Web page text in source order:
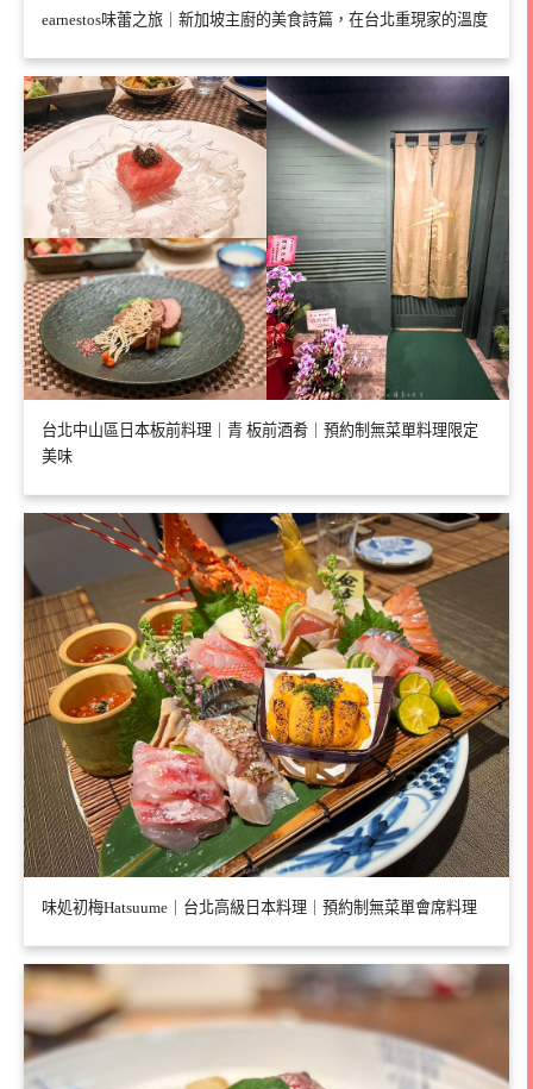
earnestos味蕾之旅｜新加坡主廚的美食詩篇，在台北重現家的溫度
台北中山區日本板前料理｜青 板前酒肴｜預約制無菜單料理限定
美味
味処初梅Hatsuume｜台北高級日本料理｜預約制無菜單會席料理